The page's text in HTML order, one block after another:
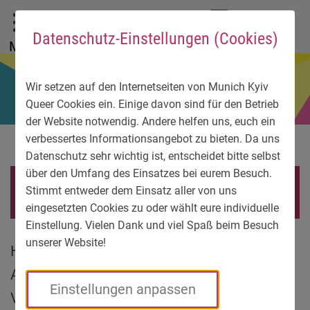
Datenschutz-Einstellungen (Cookies)
Wir setzen auf den Internetseiten von Munich Kyiv
Queer Cookies ein. Einige davon sind für den Betrieb
der Website notwendig. Andere helfen uns, euch ein
verbessertes Informationsangebot zu bieten. Da uns
Datenschutz sehr wichtig ist, entscheidet bitte selbst
über den Umfang des Einsatzes bei eurem Besuch.
Stimmt entweder dem Einsatz aller von uns
eingesetzten Cookies zu oder wählt eure individuelle
Einstellung. Vielen Dank und viel Spaß beim Besuch
unserer Website!
Einstellungen anpassen
Zum Hauptmenü
Zum Sprachmenü
Zur Suche
Zum Inhalt
Zu den Service-Informationen
Menü
Pressebilder
Hier findet ihr Fotos zu unseren politischen
Aktionen, Pride-Kooperationen,
Veranstaltungen und Workshops zu eurer